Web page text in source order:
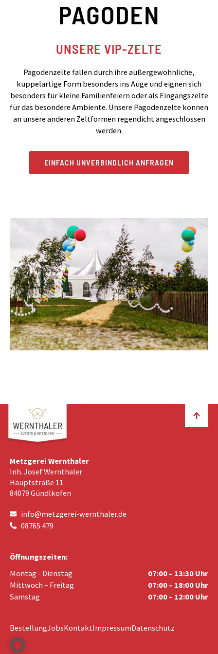
PAGODEN
UNSERE VIP-ZELTE
Pagodenzelte fallen durch ihre außergewöhnliche,
kuppelartige Form besonders ins Auge und eignen sich
besonders für kleine Familienfeiern oder als Eingangszelte
für das besondere Ambiente. Unsere Pagodenzelte können
an unsere anderen Zeltformen regendicht angeschlossen
werden.
EINFACH UNVERBINDLICH ANFRAGEN
Metzgerei Wernthaler
Inh. Josef Wernthaler
Hauptstraße 11
84079 Gündlkofen
info@metzgerei-wernthaler.de
08765 479
Öffnungszeiten:
Montag - Dienstag
07:00 – 13:30 Uhr
Mittwoch – Freitag
07:00 – 18:00 Uhr
Samstag
07:00 – 12:00 Uhr
BestellungJobsKontaktImpressumDatenschutz